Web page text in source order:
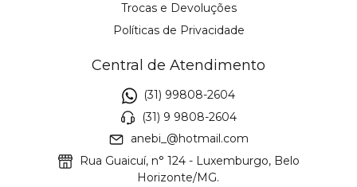
Trocas e Devoluções
Políticas de Privacidade
Central de Atendimento
(31) 99808-2604
(31) 9 9808-2604
anebi_@hotmail.com
Rua Guaicuí, n° 124 - Luxemburgo, Belo
Horizonte/MG.